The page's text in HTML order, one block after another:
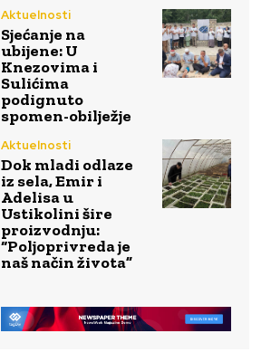
Aktuelnosti
Sjećanje na
ubijene: U
Knezovima i
Sulićima
podignuto
spomen-obilježje
Aktuelnosti
Dok mladi odlaze
iz sela, Emir i
Adelisa u
Ustikolini šire
proizvodnju:
“Poljoprivreda je
naš način života”